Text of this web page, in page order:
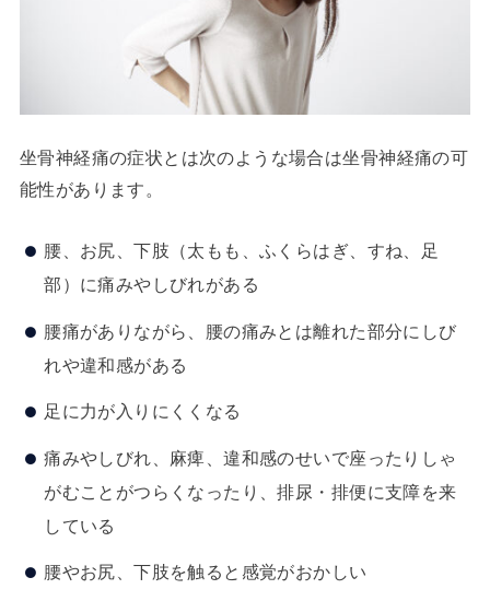
坐骨神経痛の症状とは次のような場合は坐骨神経痛の可
能性があります。
腰、お尻、下肢（太もも、ふくらはぎ、すね、足
部）に痛みやしびれがある
腰痛がありながら、腰の痛みとは離れた部分にしび
れや違和感がある
足に力が入りにくくなる
痛みやしびれ、麻痺、違和感のせいで座ったりしゃ
がむことがつらくなったり、排尿・排便に支障を来
している
腰やお尻、下肢を触ると感覚がおかしい